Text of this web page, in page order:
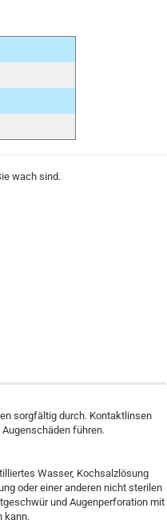
wach sind.
sorgfältig durch. Kontaktlinsen
führen.
Wasser, Kochsalzlösung
oder einer anderen nicht sterilen
und Augenperforation mit
kann.